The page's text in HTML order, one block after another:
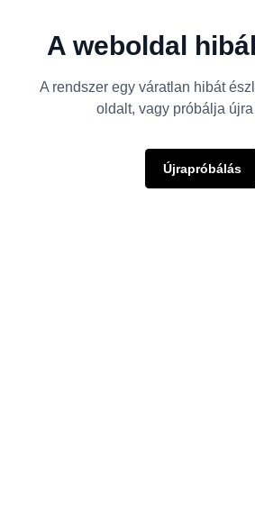
A weboldal
A rendszer egy váratlan hibát
oldalt, vagy próbálja
Újrapróbálás